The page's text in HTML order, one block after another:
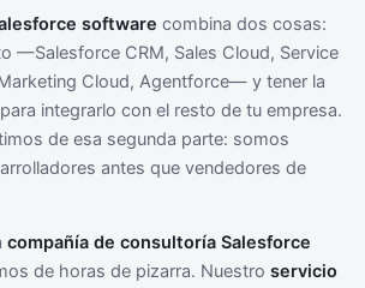
software combina dos cosas:
—Salesforce CRM, Sales Cloud, Service
Cloud, Agentforce— y tener la
integrarlo con el resto de tu empresa.
de esa segunda parte: somos
antes que vendedores de
compañía de consultoría Salesforce
de horas de pizarra. Nuestro servicio